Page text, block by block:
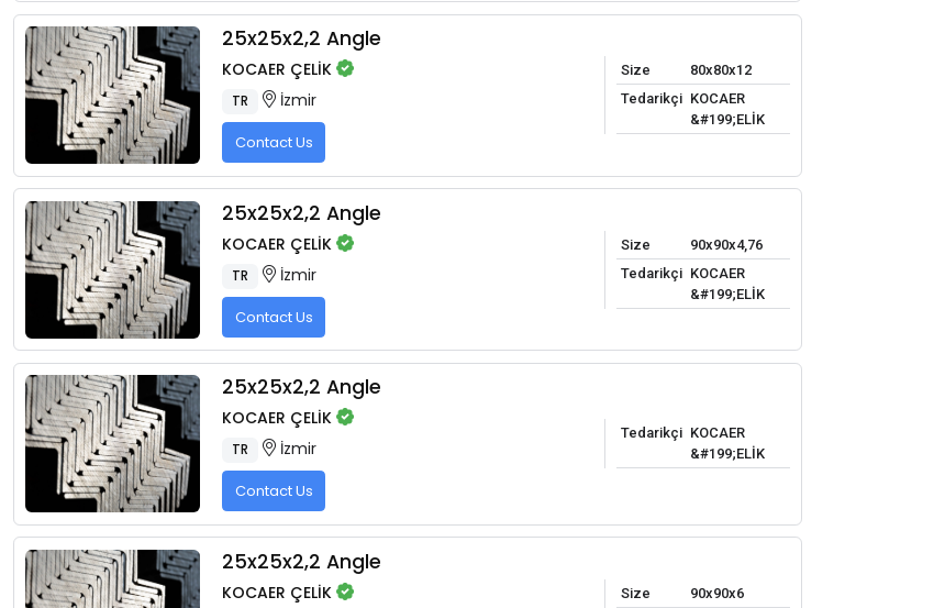
25x25x2,2 Angle
KOCAER ÇELİK
TR İzmir
Contact Us
Size
80x80x12
Tedarikçi KOCAER
&#199;ELİK
25x25x2,2 Angle
KOCAER ÇELİK
TR İzmir
Contact Us
Size
90x90x4,76
Tedarikçi KOCAER
&#199;ELİK
25x25x2,2 Angle
KOCAER ÇELİK
TR İzmir
Contact Us
Tedarikçi KOCAER
&#199;ELİK
25x25x2,2 Angle
KOCAER ÇELİK Size
90x90x6